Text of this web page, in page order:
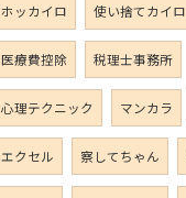
ホッカイロ 使い捨てカイロ
医療費控除 税理士事務所
心理テクニック マンカラ
エクセル 察してちゃん